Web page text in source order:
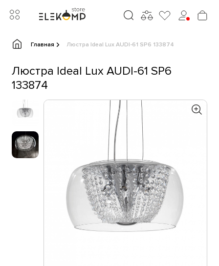
Главная Люстра Ideal Lux AUDI-61 SP6 133874
Люстра Ideal Lux AUDI-61 SP6
133874